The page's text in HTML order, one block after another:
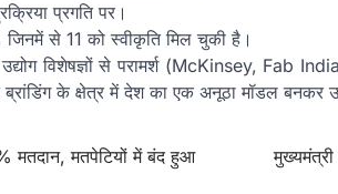
प्रगति पर।
से 11 को स्वीकृति मिल चुकी है।
विशेषज्ञों से परामर्श (McKinsey, Fab
ब्रांडिंग के क्षेत्र में देश का एक अनूठा मॉडल बनकर
मतदान, मतपेटियों में बंद हुआ